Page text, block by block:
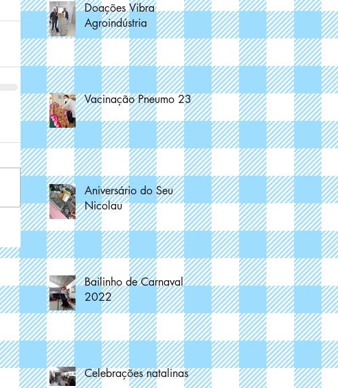
Doações Vibra
Agroindústria
Vacinação Pneumo 23
Aniversário do Seu
Nicolau
Bailinho de Carnaval
2022
Celebrações natalinas